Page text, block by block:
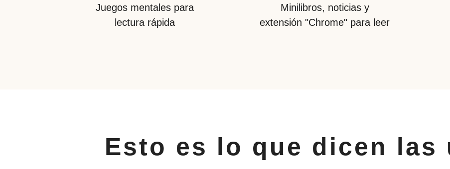
Juegos mentales para
lectura rápida
Minilibros, noticias y
extensión "Сhrome" para leer
Esto es lo que dicen las